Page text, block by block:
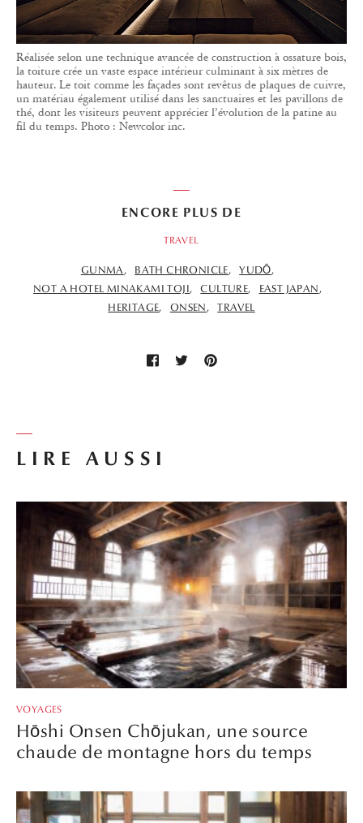
Réalisée selon une technique avancée de construction à ossature bois,
la toiture crée un vaste espace intérieur culminant à six mètres de
hauteur. Le toit comme les façades sont revêtus de plaques de cuivre,
un matériau également utilisé dans les sanctuaires et les pavillons de
thé, dont les visiteurs peuvent apprécier l’évolution de la patine au
fil du temps. Photo : Newcolor inc.
LIRE AUSSI
VOYAGES
Hōshi Onsen Chōjukan, une source
chaude de montagne hors du temps
ENCORE PLUS DE
TRAVEL
GUNMA BATH CHRONICLE
YUDŌ
NOT A HOTEL MINAKAMI TOJI
CULTURE
EAST JAPAN
HERITAGE
ONSEN TRAVEL